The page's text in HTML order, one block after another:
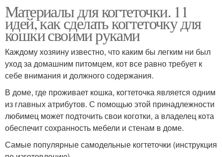
Домики для кошек Новые домики
Домики из картона Уютный домик
Домик с лужайкой
Минималистичный
домик
Материалы для когтеточки. 11
идей, как сделать когтеточку для
кошки своими руками
Каждому хозяину известно, что каким бы легким ни был
уход за домашним питомцем, кот все равно требует к
себе внимания и должного содержания.
В доме, где проживает кошка, когтеточка является одним
из главных атрибутов. С помощью этой принадлежности
любимец может подточить свои коготки, а владелец кота
обеспечит сохранность мебели и стенам в доме.
Самые популярные самодельные когтеточки (инструкция